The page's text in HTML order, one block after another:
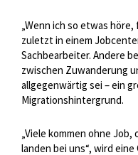
„Wenn ich so etwas
zuletzt in einem
Sachbearbeiter. Andere
zwischen Zuwanderung
allgegenwärtig sei – ein
Migrationshintergrund.
„Viele kommen ohne
landen bei uns“, wird